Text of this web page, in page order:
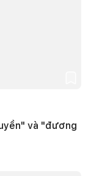
và "đương